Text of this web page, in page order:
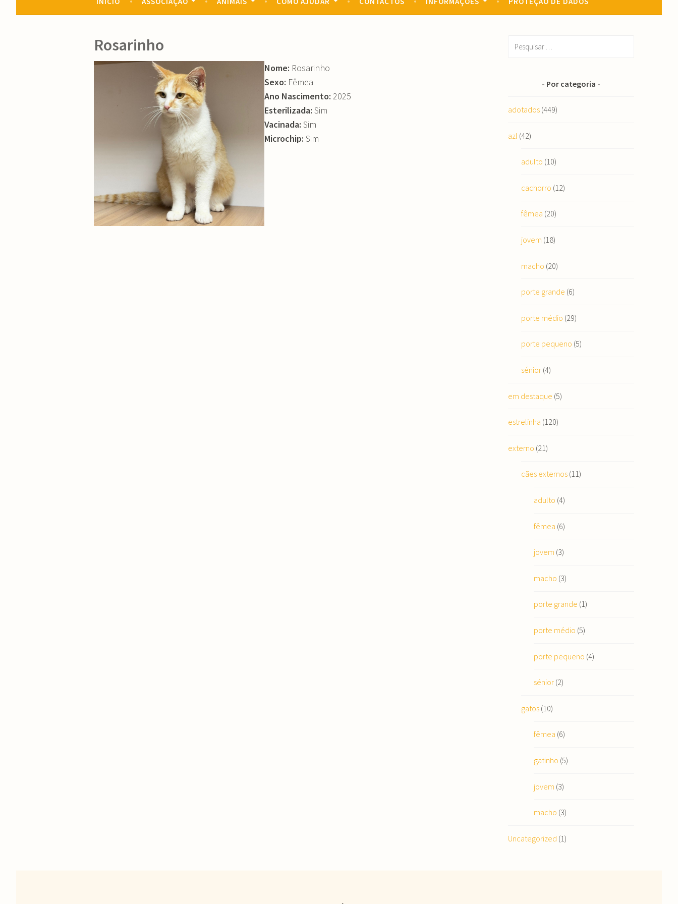
Rosarinho
Nome: Rosarinho
Sexo: Fêmea
Ano Nascimento: 2025
Esterilizada: Sim
Vacinada: Sim
Microchip: Sim
Por categoria
adotados (449)
azl (42)
adulto (10)
cachorro (12)
fêmea (20)
jovem (18)
macho (20)
porte grande (6)
porte médio (29)
porte pequeno (5)
sénior(4)
em destaque (5)
estrelinha (120)
externo (21)
cães externos(11)
adulto (4)
fêmea (6)
jovem (3)
macho (3)
porte grande (1)
porte médio (5)
porte pequeno (4)
sénior (2)
gatos(10)
fêmea (6)
gatinho (5)
jovem (3)
macho (3)
Uncategorized (1)